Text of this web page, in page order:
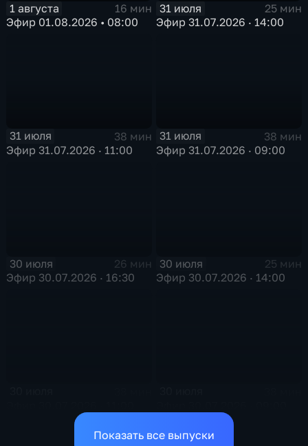
1 августа
16 мин
Эфир 01.08.2026 • 08:00
31 июля
25 мин
Эфир 31.07.2026 · 14:00
31 июля
38 мин
Эфир 31.07.2026 · 11:00
31 июля
38 мин
Эфир 31.07.2026 · 09:00
30 июля
26 мин
Эфир 30.07.2026 · 16:30
30 июля
25 мин
Эфир 30.07.2026 · 14:00
Показать все выпуски